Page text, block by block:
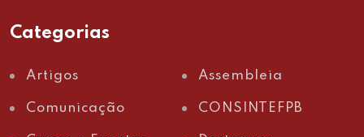
Categorias
Artigos Assembleia
Comunicação CONSINTEFPB